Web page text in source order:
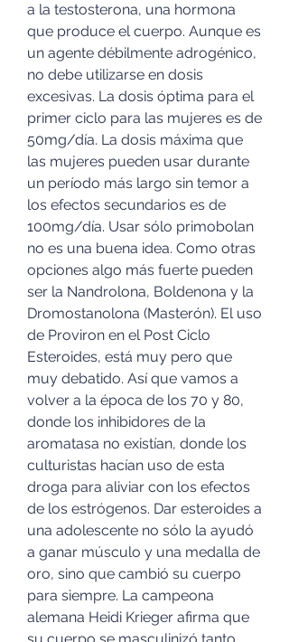
a la testosterona, una hormona
que produce el cuerpo. Aunque es
un agente débilmente adrogénico,
no debe utilizarse en dosis
excesivas. La dosis óptima para el
primer ciclo para las mujeres es de
50mg/día. La dosis máxima que
las mujeres pueden usar durante
un período más largo sin temor a
los efectos secundarios es de
100mg/día. Usar sólo primobolan
no es una buena idea. Como otras
opciones algo más fuerte pueden
ser la Nandrolona, Boldenona y la
Dromostanolona (Masterón). El uso
de Proviron en el Post Ciclo
Esteroides, está muy pero que
muy debatido. Así que vamos a
volver a la época de los 70 y 80,
donde los inhibidores de la
aromatasa no existían, donde los
culturistas hacían uso de esta
droga para aliviar con los efectos
de los estrógenos. Dar esteroides a
una adolescente no sólo la ayudó
a ganar músculo y una medalla de
oro, sino que cambió su cuerpo
para siempre. La campeona
alemana Heidi Krieger afirma que